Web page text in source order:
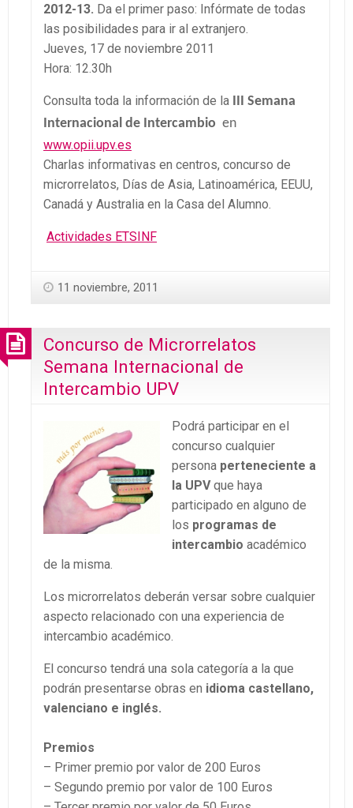
2012-13. Da el primer paso: Infórmate de todas
las posibilidades para ir al extranjero.
Jueves, 17 de noviembre 2011
Hora: 12.30h
Consulta toda la información de la
III Semana
Internacional de Intercambio en
www.opii.upv.es
Charlas informativas en centros, concurso de
microrrelatos, Días de Asia, Latinoamérica, EEUU,
Canadá y Australia en la Casa del Alumno.
Actividades ETSINF
11 noviembre, 2011
Concurso de Microrrelatos
Semana Internacional de
Intercambio UPV
Podrá participar en el
concurso cualquier
persona perteneciente a
la UPVque haya
participado en alguno de
los programas de
intercambio académico
de la misma.
Los microrrelatos deberán versar sobre cualquier
aspecto relacionado con una experiencia de
intercambio académico.
El concurso tendrá una sola categoría a la que
podrán presentarse obras en idioma castellano,
valenciano e inglés.
Premios
– Primer premio por valor de 200 Euros
– Segundo premio por valor de 100 Euros